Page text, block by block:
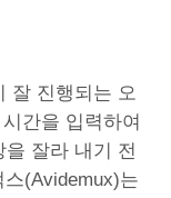
잘 진행되는 오
간을 입력하여
잘라 내기 전
(Avidemux)는